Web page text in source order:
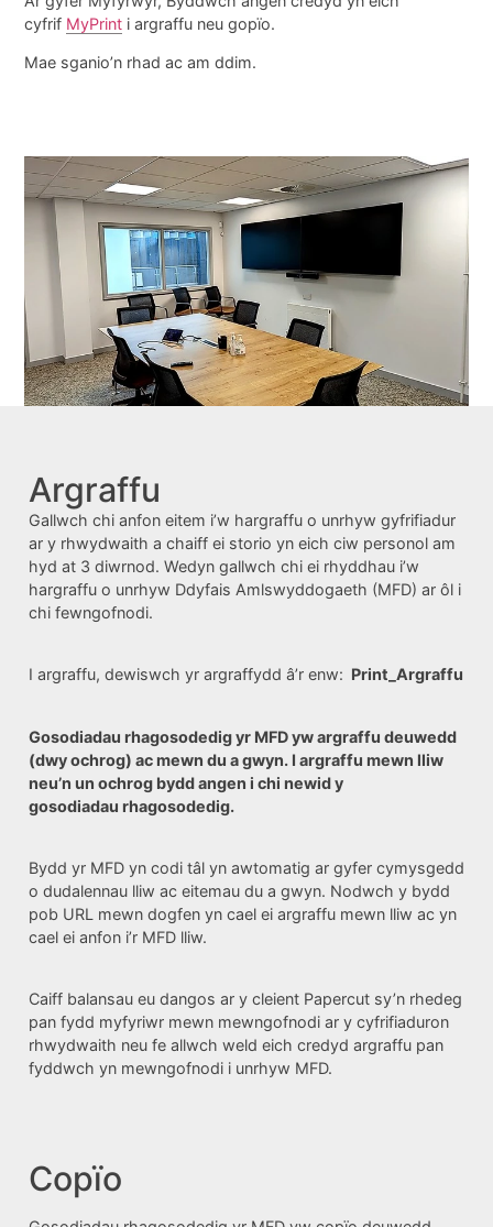
cyfrif MyPrint i argraffu neu gopïo.
Mae sganio’n rhad ac am ddim.
Argraffu
Gallwch chi anfon eitem i’w hargraffu o unrhyw gyfrifiadur
ar y rhwydwaith a chaiff ei storio yn eich ciw personol am
hyd at 3 diwrnod. Wedyn gallwch chi ei rhyddhau i’w
hargraffu o unrhyw Ddyfais Amlswyddogaeth (MFD) ar ôl i
chi fewngofnodi.
I argraffu, dewiswch yr argraffydd â’r enw: Print_Argraffu
Gosodiadau rhagosodedig yr MFD yw argraffu deuwedd
(dwy ochrog) ac mewn du a gwyn. I argraffu mewn lliw
neu’n un ochrog bydd angen i chi newid y
gosodiadau rhagosodedig.
Bydd yr MFD yn codi tâl yn awtomatig ar gyfer cymysgedd
o dudalennau lliw ac eitemau du a gwyn. Nodwch y bydd
pob URL mewn dogfen yn cael ei argraffu mewn lliw ac yn
cael ei anfon i’r MFD lliw.
Caiff balansau eu dangos ar y cleient Papercut sy’n rhedeg
pan fydd myfyriwr mewn mewngofnodi ar y cyfrifiaduron
rhwydwaith neu fe allwch weld eich credyd argraffu pan
fyddwch yn mewngofnodi i unrhyw MFD.
Copïo